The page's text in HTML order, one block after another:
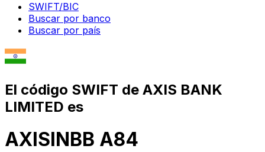
SWIFT/BIC
Buscar por banco
Buscar por país
El código SWIFT de AXIS BANK
LIMITED es
AXISINBB A84